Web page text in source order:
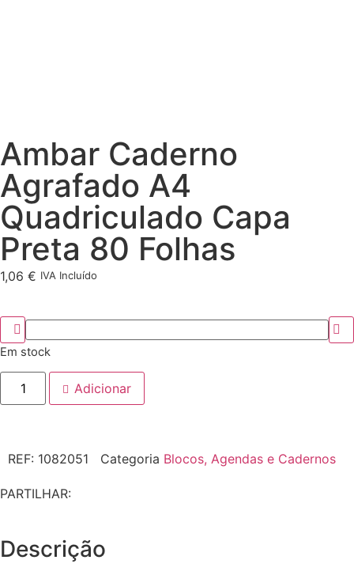
Ambar Caderno
Agrafado A4
Quadriculado Capa
Preta 80 Folhas
1,06 € IVA Incluído
Em stock
Adicionar
REF: 1082051 Categoria Blocos, Agendas e Cadernos
PARTILHAR:
Descrição